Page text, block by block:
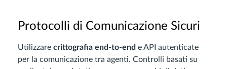
Protocolli di Comunicazione Sicuri
Utilizzare crittografia end-to-end e API autenticate
per la comunicazione tra agenti. Controlli basati su